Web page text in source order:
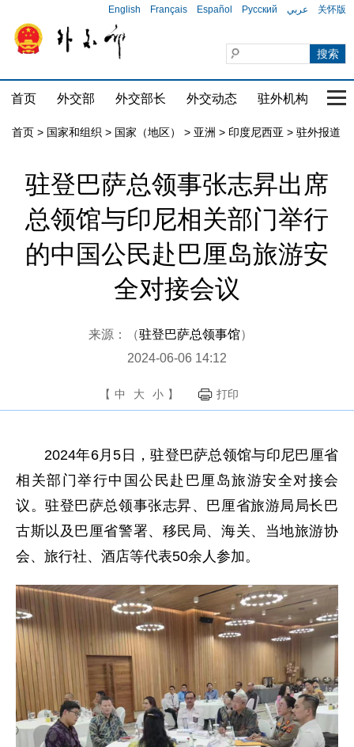
English Français Español Русский عربي 关怀版
首页 外交部 外交部长 外交动态 驻外机构 国
首页 > 国家和组织 > 国家（地区） > 亚洲 > 印度尼西亚 > 驻外报道
驻登巴萨总领事张志昇出席
总领馆与印尼相关部门举行
的中国公民赴巴厘岛旅游安
全对接会议
来源：（驻登巴萨总领事馆）
2024-06-06 14:12
【 中 大 小 】 打印
2024年6月5日，驻登巴萨总领馆与印尼巴厘省
相关部门举行中国公民赴巴厘岛旅游安全对接会
议。驻登巴萨总领事张志昇、巴厘省旅游局局长巴
古斯以及巴厘省警署、移民局、海关、当地旅游协
会、旅行社、酒店等代表50余人参加。